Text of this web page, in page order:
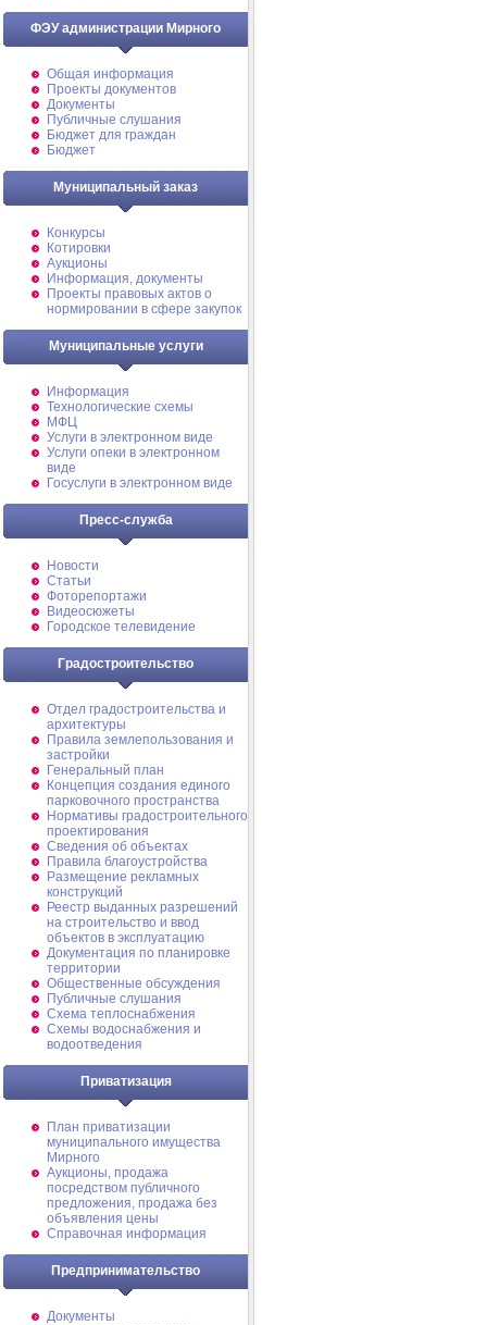
ФЭУ администрации Мирного
Общая информация
Проекты документов
Документы
Публичные слушания
Бюджет для граждан
Бюджет
Муниципальный заказ
Конкурсы
Котировки
Аукционы
Информация, документы
Проекты правовых актов о
нормировании в сфере закупок
Муниципальные услуги
Информация
Технологические схемы
МФЦ
Услуги в электронном виде
Услуги опеки в электронном
виде
Госуслуги в электронном виде
Пресс-служба
Новости
Статьи
Фоторепортажи
Видеосюжеты
Городское телевидение
Градостроительство
Отдел градостроительства и
архитектуры
Правила землепользования и
застройки
Генеральный план
Концепция создания единого
парковочного пространства
Нормативы градостроительного
проектирования
Сведения об объектах
Правила благоустройства
Размещение рекламных
конструкций
Реестр выданных разрешений
на строительство и ввод
объектов в эксплуатацию
Документация по планировке
территории
Общественные обсуждения
Публичные слушания
Схема теплоснабжения
Схемы водоснабжения и
водоотведения
Приватизация
План приватизации
муниципального имущества
Мирного
Аукционы, продажа
посредством публичного
предложения, продажа без
объявления цены
Справочная информация
Предпринимательство
Документы